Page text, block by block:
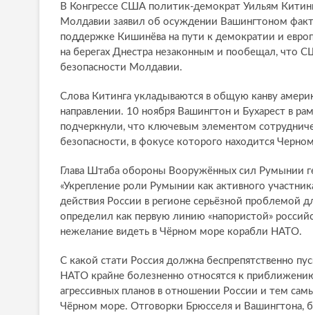
В Конгрессе США политик-демократ Уильям
Молдавии заявил об осуждении Вашингтоном
поддержке Кишинёва на пути к демократии и
на берегах Днестра незаконным и пообещал, что
безопасности Молдавии.
Слова Китинга укладываются в общую канву
направлении. 10 ноября Вашингтон и Бухарест в
подчеркнули, что ключевым элементом
безопасности, в фокусе которого находится
Глава Штаба обороны Вооружённых сил Румынии
«Укрепление роли Румынии как активного
действия России в регионе серьёзной
определил как первую линию «напористой»
нежелание видеть в Чёрном море корабли НАТО.
С какой стати Россия должна беспрепятственно
НАТО крайне болезненно относятся к
агрессивных планов в отношении России и тем
Чёрном море. Отговорки Брюсселя и Вашингтона,